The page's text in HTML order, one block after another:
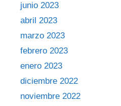
junio 2023
abril 2023
marzo 2023
febrero 2023
enero 2023
diciembre 2022
noviembre 2022